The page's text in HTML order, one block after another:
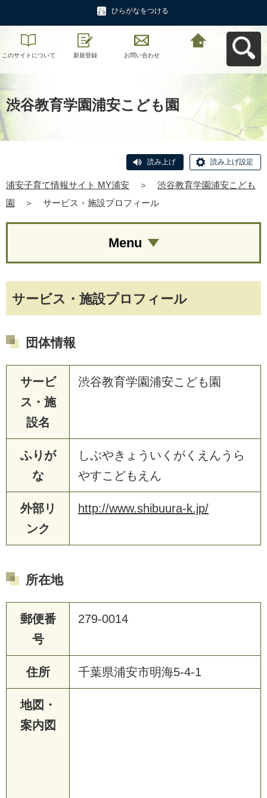
ひらがなをつける
このサイトについて 新規登録 お問い合わせ
渋谷教育学園浦安こども園
読み上げ 読み上げ設定
浦安子育て情報サイト MY浦安 ＞
渋谷教育学園浦安こども
園
＞ サービス・施設プロフィール
サービス・施設プロフィール
団体情報
サービ
ス・施
設名
渋谷教育学園浦安こども園
ふりが
な
しぶやきょういくがくえんうら
やすこどもえん
外部リ
ンク
http://www.shibuura-k.jp/
所在地
郵便番
号
279-0014
住所 千葉県浦安市明海5-4-1
地図・
案内図
Menu